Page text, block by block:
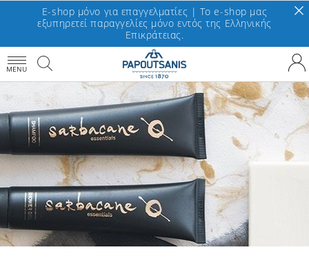
E-shop μόνο για επαγγελματίες | To e-shop μας
εξυπηρετεί παραγγελίες μόνο εντός της Ελληνικής
Επικράτειας.
MENU